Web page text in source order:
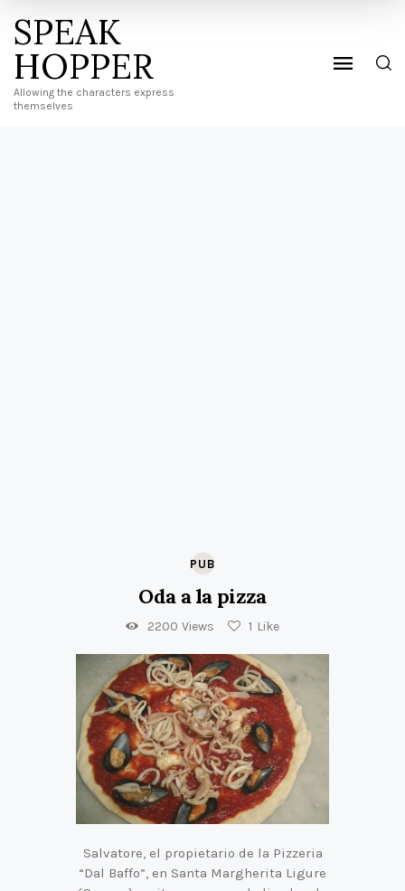
SPEAK
HOPPER
Allowing the characters express
themselves
PUB
Oda a la pizza
2200 Views 1 Like
Salvatore, el propietario de la Pizzeria
“Dal Baffo”, en Santa Margherita Ligure